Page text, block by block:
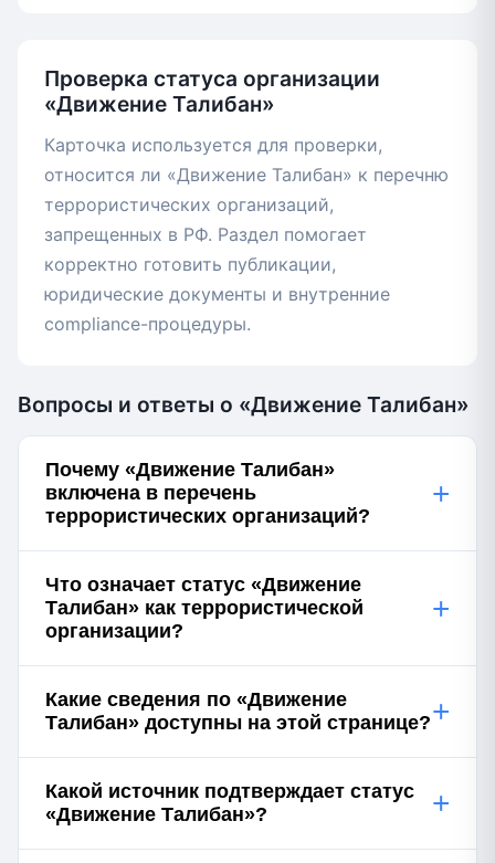
Проверка статуса организации
«Движение Талибан»
Карточка используется для проверки,
относится ли «Движение Талибан» к перечню
террористических организаций,
запрещенных в РФ. Раздел помогает
корректно готовить публикации,
юридические документы и внутренние
compliance-процедуры.
Вопросы и ответы о «Движение Талибан»
Почему «Движение Талибан»
включена в перечень
террористических организаций?
+
Что означает статус «Движение
Талибан» как террористической
организации?
+
Какие сведения по «Движение
Талибан» доступны на этой странице?+
Какой источник подтверждает статус
«Движение Талибан»?
+